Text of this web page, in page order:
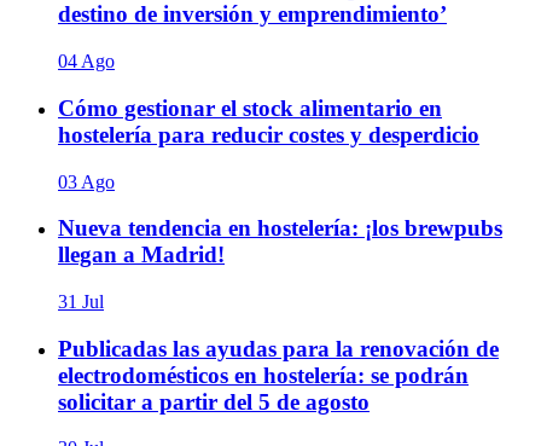
destino de inversión y emprendimiento’
04 Ago
Cómo gestionar el stock alimentario en
hostelería para reducir costes y desperdicio
03 Ago
Nueva tendencia en hostelería: ¡los brewpubs
llegan a Madrid!
31 Jul
Publicadas las ayudas para la renovación de
electrodomésticos en hostelería: se podrán
solicitar a partir del 5 de agosto